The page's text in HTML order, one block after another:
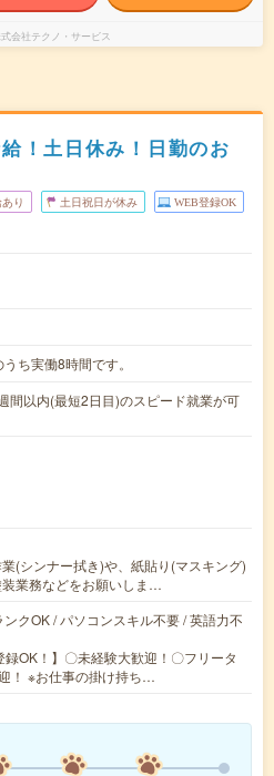
会社テクノ・サービス
！土日休み！日勤のお
り 土日祝日が休み WEB登録OK
ち実働8時間です。
間以内(最短2日目)のスピード就業が可
(シンナー拭き)や、紙貼り(マスキング)
業務などをお願いしま…
クOK / パソコンスキル不要 / 英語力不
録OK！】〇未経験大歓迎！〇フリータ
！ ※お仕事の掛け持ち…